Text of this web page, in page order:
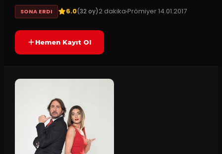
SONA ERDI 6.0(32 oy)2 dakikaPrömiyer14.01.2017
Hemen Kayıt Ol